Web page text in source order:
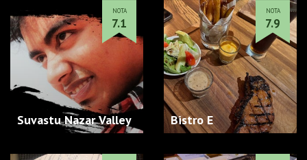
Suvastu Nazar Valley
NOTA
7.1
Bistro E
NOTA
7.9